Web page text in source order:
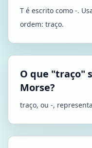
T é escrito como -.
ordem: traço.
O que "traço"
Morse?
traço, ou -,